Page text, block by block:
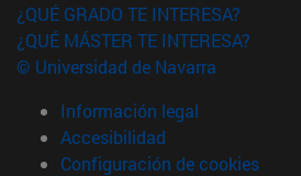
¿QUÉ GRADO TE INTERESA?
¿QUÉ MÁSTER TE INTERESA?
© Universidad de Navarra
Información legal
Accesibilidad
Configuración de cookies